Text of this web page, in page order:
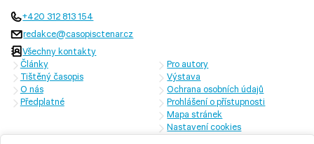
+420 312 813 154
redakce@casopisctenar.cz
Všechny kontakty
Články
Tištěný časopis
O nás
Předplatné
Pro autory
Výstava
Ochrana osobních údajů
Prohlášení o přístupnosti
Mapa stránek
Nastavení cookies